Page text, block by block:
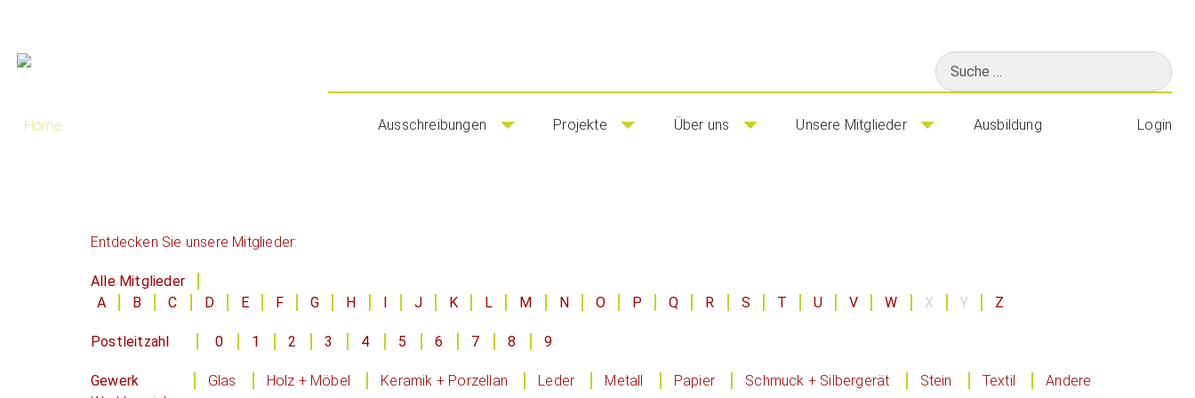
Suchen
Home Ausschreibungen Projekte Über uns Unsere Mitglieder Ausbildung Login
Entdecken Sie unsere Mitglieder:
Alle Mitglieder
A
B C D E F G H I J K L M N O P Q R S T U V W X Y Z
Postleitzahl 0 1 2 3 4 5 6 7 8 9
Gewerk Glas Holz + Möbel Keramik + Porzellan Leder Metall Papier Schmuck + Silbergerät Stein Textil
Andere